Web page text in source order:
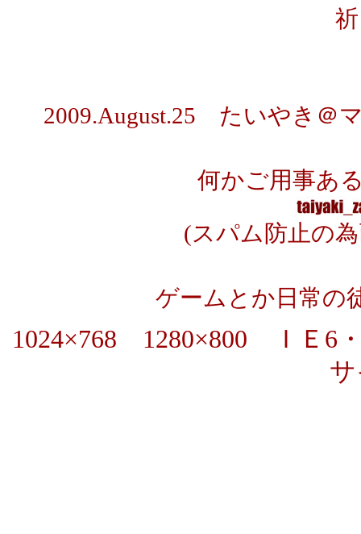
2009.August.25 たいやき＠
何かご用事あ
(スパム防止の
ゲームとか日常の
1024×768 1280×800 ＩＥ6